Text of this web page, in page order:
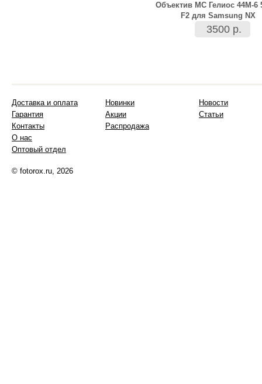
Объектив МС Гелиос 44М-6
F2 для Samsung NX
3500 р.
Доставка и оплата
Гарантия
Контакты
О нас
Оптовый отдел
Новинки
Акции
Распродажа
Новости
Статьи
© fotorox.ru, 2026